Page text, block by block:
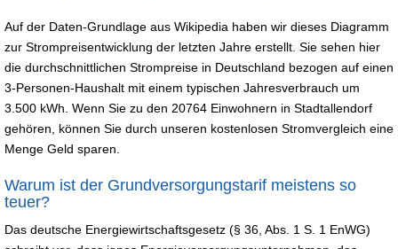
Auf der Daten-Grundlage aus Wikipedia haben wir dieses Diagramm
zur Strompreisentwicklung der letzten Jahre erstellt. Sie sehen hier
die durchschnittlichen Strompreise in Deutschland bezogen auf einen
3-Personen-Haushalt mit einem typischen Jahresverbrauch um
3.500 kWh. Wenn Sie zu den 20764 Einwohnern in Stadtallendorf
gehören, können Sie durch unseren kostenlosen Stromvergleich eine
Menge Geld sparen.
Warum ist der Grundversorgungstarif meistens so
teuer?
Das deutsche Energiewirtschaftsgesetz (§ 36, Abs. 1 S. 1 EnWG)